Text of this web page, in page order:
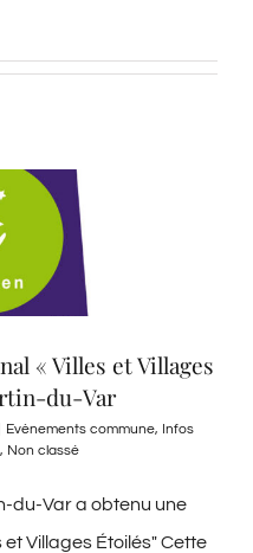
« Villes et Villages
du-Var
Evènements commune, Infos
, Non classé
du-Var a obtenu une
Villages Étoilés" Cette